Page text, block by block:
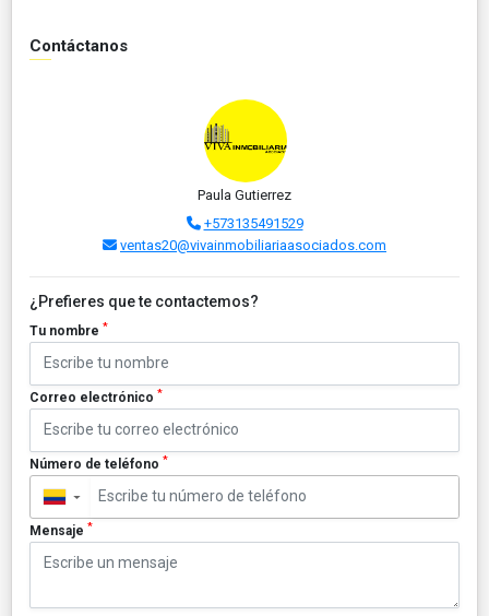
Contáctanos
Paula Gutierrez
+573135491529
ventas20@vivainmobiliariaasociados.com
¿Prefieres que te contactemos?
Tu nombre *
Correo electrónico *
Número de teléfono *
▼
Mensaje *